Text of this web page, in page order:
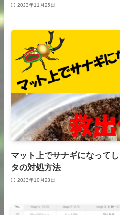
2023年11月25日
マット上でサナギになって
タの対処方法
2023年10月23日